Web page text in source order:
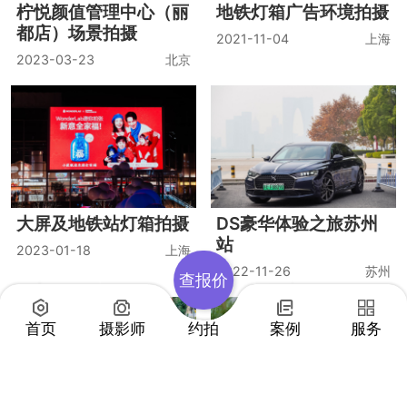
柠悦颜值管理中心（丽
都店）场景拍摄
2023-03-23 北京
地铁灯箱广告环境拍摄
2021-11-04 上海
大屏及地铁站灯箱拍摄
2023-01-18 上海
DS豪华体验之旅苏州
站
2022-11-26 苏州
首页 摄影师
查报价
约拍 案例 服务